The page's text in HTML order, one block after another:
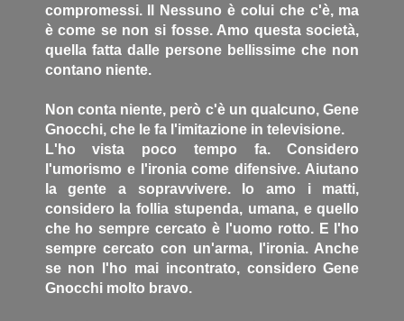
compromessi. Il Nessuno è colui che c'è, ma
è come se non si fosse. Amo questa società,
quella fatta dalle persone bellissime che non
contano niente.
Non conta niente, però c'è un qualcuno, Gene
Gnocchi, che le fa l'imitazione in televisione.
L'ho vista poco tempo fa. Considero
l'umorismo e l'ironia come difensive. Aiutano
la gente a sopravvivere. Io amo i matti,
considero la follia stupenda, umana, e quello
che ho sempre cercato è l'uomo rotto. E l'ho
sempre cercato con un'arma, l'ironia. Anche
se non l'ho mai incontrato, considero Gene
Gnocchi molto bravo.